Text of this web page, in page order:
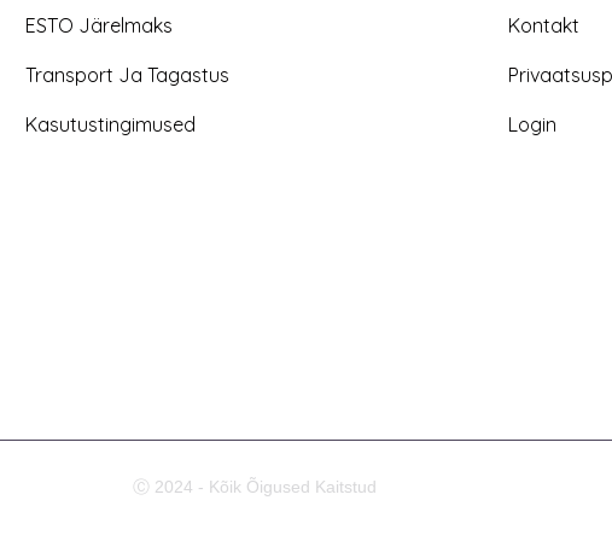
ESTO Järelmaks
Transport Ja Tagastus
Kasutustingimused
Kontakt
Login
Ⓒ 2024 - Kõik Õigused Kaitstud